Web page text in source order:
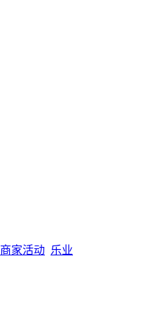
商家活动 乐业